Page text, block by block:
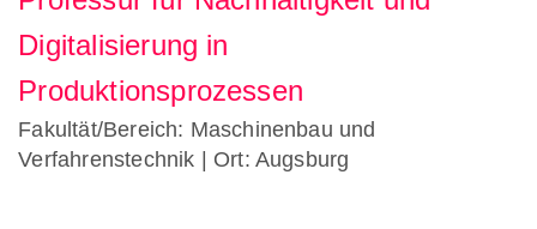
Digitalisierung in
Produktionsprozessen
Fakultät/Bereich: Maschinenbau und
Verfahrenstechnik | Ort: Augsburg